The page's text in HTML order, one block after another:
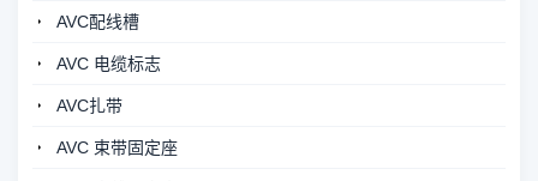
AVC配线槽
AVC 电缆标志
AVC扎带
AVC 束带固定座